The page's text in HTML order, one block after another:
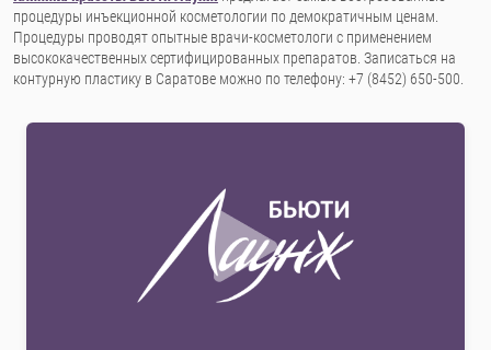
процедуры инъекционной косметологии по демократичным ценам.
Процедуры проводят опытные врачи-косметологи с применением
высококачественных сертифицированных препаратов. Записаться на
контурную пластику в Саратове можно по телефону: +7 (8452) 650-500.